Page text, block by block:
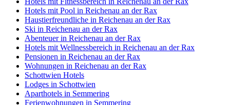
Hotels mit Pool in Reichenau an der Rax
Haustierfreundliche in Reichenau an der Rax
Ski in Reichenau an der Rax
Abenteuer in Reichenau an der Rax
Hotels mit Wellnessbereich in Reichenau an der Rax
Pensionen in Reichenau an der Rax
Wohnungen in Reichenau an der Rax
Schottwien Hotels
Lodges in Schottwien
Aparthotels in Semmering
Ferienwohnungen in Semmering